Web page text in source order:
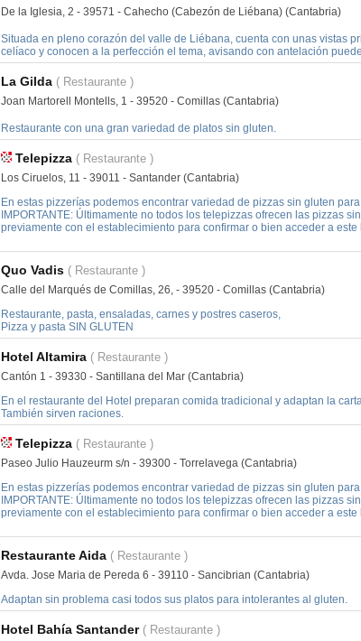
De la Iglesia, 2 - 39571 - Cahecho (Cabezón de Liébana) (Cantabria)
Situada en pleno corazón del valle de Liébana, cuenta con unas vistas
celíaco y conocen a la perfección el tema, avisando con antelación
La Gilda ( Restaurante )
Joan Martorell Montells, 1 - 39520 - Comillas (Cantabria)
Restaurante con una gran variedad de platos sin gluten.
Telepizza ( Restaurante )
Los Ciruelos, 11 - 39011 - Santander (Cantabria)
En estas pizzerías podemos encontrar variedad de pizzas sin gluten
IMPORTANTE: Últimamente no todos los telepizzas ofrecen las pizzas
previamente con el establecimiento para confirmar o bien acceder a este
Quo Vadis ( Restaurante )
Calle del Marqués de Comillas, 26, - 39520 - Comillas (Cantabria)
Restaurante, pasta, ensaladas, carnes y postres caseros,
Pizza y pasta SIN GLUTEN
Hotel Altamira ( Restaurante )
Cantón 1 - 39330 - Santillana del Mar (Cantabria)
En el restaurante del Hotel preparan comida tradicional y adaptan la
También sirven raciones.
Telepizza ( Restaurante )
Paseo Julio Hauzeurm s/n - 39300 - Torrelavega (Cantabria)
En estas pizzerías podemos encontrar variedad de pizzas sin gluten
IMPORTANTE: Últimamente no todos los telepizzas ofrecen las pizzas
previamente con el establecimiento para confirmar o bien acceder a este
Restaurante Aida ( Restaurante )
Avda. Jose Maria de Pereda 6 - 39110 - Sancibrian (Cantabria)
Adaptan sin problema casi todos sus platos para intolerantes al gluten.
Hotel Bahía Santander ( Restaurante )